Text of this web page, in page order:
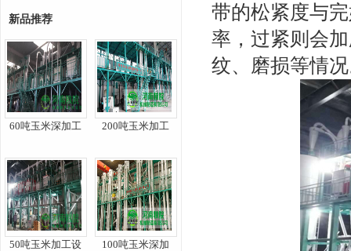
新品推荐
60吨玉米深加工 200吨玉米加工
50吨玉米加工设 100吨玉米深加
带的松紧度与
率，过紧则会
纹、磨损等情